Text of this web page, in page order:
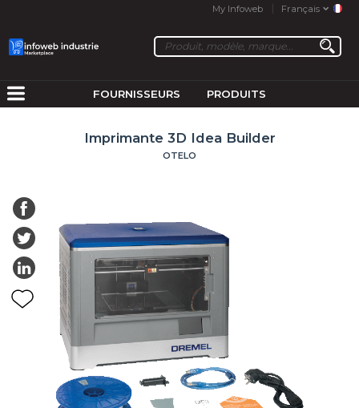
My Infoweb Français
FOURNISSEURS PRODUITS
Imprimante 3D Idea Builder
OTELO